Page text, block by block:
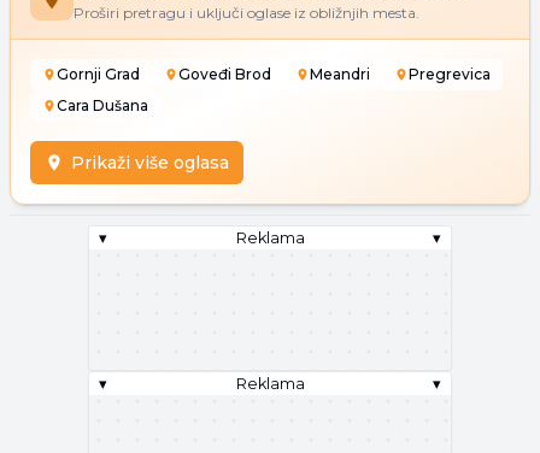
Proširi pretragu i uključi oglase iz obližnjih mesta.
Gornji Grad Goveđi Brod Meandri
Pregrevica
Cara Dušana
Prikaži više oglasa
▾ Reklama ▾
▾ Reklama ▾